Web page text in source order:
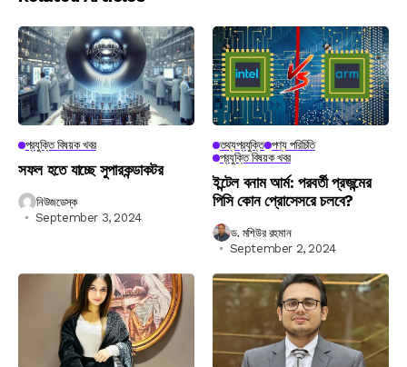
প্রযুক্তি বিষয়ক খবর
সফল হতে যাচ্ছে সুপারকন্ডাকটর
নিউজডেস্ক
September 3, 2024
তথ্যপ্রযুক্তি পণ্য পরিচিতি
প্রযুক্তি বিষয়ক খবর
ইন্টেল বনাম আর্ম: পরবর্তী প্রজন্মের
পিসি কোন প্রোসেসরে চলবে?
ড. মশিউর রহমান
September 2, 2024